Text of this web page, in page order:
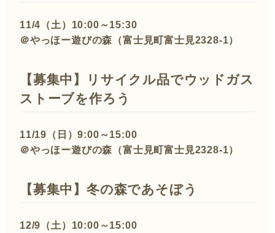
11/4（土）10:00～15:30
＠やっほー遊びの森（富士見町富士見2328-1）
【募集中】リサイクル品でウッドガス
ストーブを作ろう
11/19（日）9:00～15:00
＠やっほー遊びの森（富士見町富士見2328-1）
【募集中】冬の森であそぼう
12/9（土）10:00～15:00